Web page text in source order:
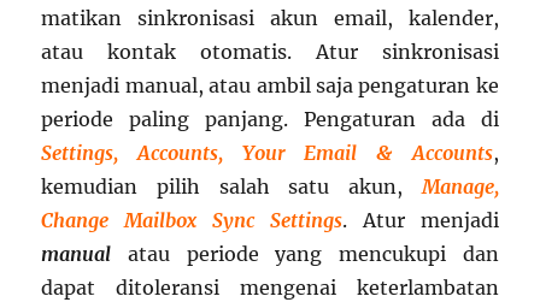
matikan sinkronisasi akun email, kalender,
atau kontak otomatis. Atur sinkronisasi
menjadi manual, atau ambil saja pengaturan ke
periode paling panjang. Pengaturan ada di
Settings, Accounts, Your Email & Accounts,
kemudian pilih salah satu akun,Manage,
Change Mailbox Sync Settings. Atur menjadi
manual atau periode yang mencukupi dan
dapat ditoleransi mengenai keterlambatan